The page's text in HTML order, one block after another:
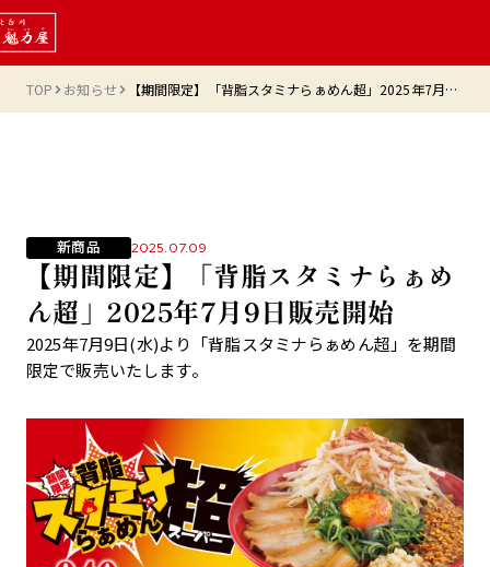
TOP お知らせ 【期間限定】「背脂スタミナらぁめん超」2025年7月9日販売開始
新商品 2025.07.09
【期間限定】「背脂スタミナらぁめ
ん超」2025年7月9日販売開始
2025年7月9日(水)より「背脂スタミナらぁめん超」を期間
限定で販売いたします。